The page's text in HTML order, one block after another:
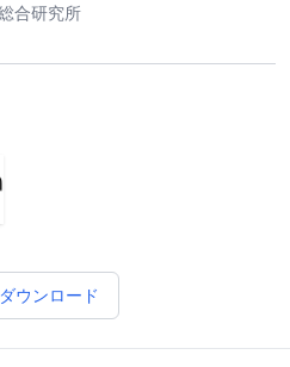
合研究所
ウンロード